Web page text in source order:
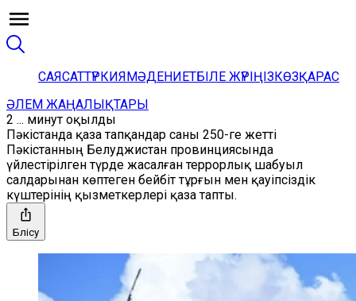
САЯСАТТҮРКИЯМӘДЕНИЕТБІЛЕ ЖҮРІҢІЗКӨЗҚАРАС
ӘЛЕМ ЖАҢАЛЫҚТАРЫ
2 ... минут оқылды
Пәкістанда қаза тапқандар саны 250-ге жетті
Пәкістанның Белуджистан провинциясында
үйлестірілген түрде жасалған террорлық шабуыл
салдарынан көптеген бейбіт тұрғын мен қауіпсіздік
күштерінің қызметкерлері қаза тапты.
Бөлісу